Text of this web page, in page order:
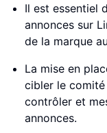
Il est essentiel
annonces sur
de la marque
La mise en
cibler le
contrôler et
annonces.